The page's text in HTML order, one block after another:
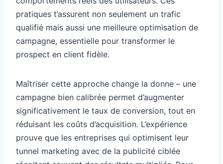
pratiques t’assurent non seulement un trafic
qualifié mais aussi une meilleure optimisation de
campagne, essentielle pour transformer le
prospect en client fidèle.
Maîtriser cette approche change la donne – une
campagne bien calibrée permet d’augmenter
significativement le taux de conversion, tout en
réduisant les coûts d’acquisition. L’expérience
prouve que les entreprises qui optimisent leur
tunnel marketing avec de la publicité ciblée